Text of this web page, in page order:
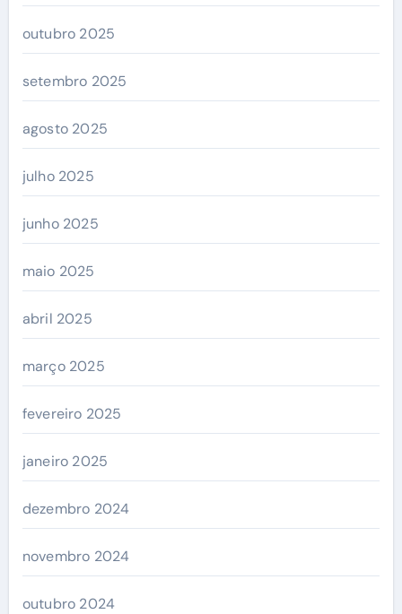
outubro 2025
setembro 2025
agosto 2025
julho 2025
junho 2025
maio 2025
abril 2025
março 2025
fevereiro 2025
janeiro 2025
dezembro 2024
novembro 2024
outubro 2024